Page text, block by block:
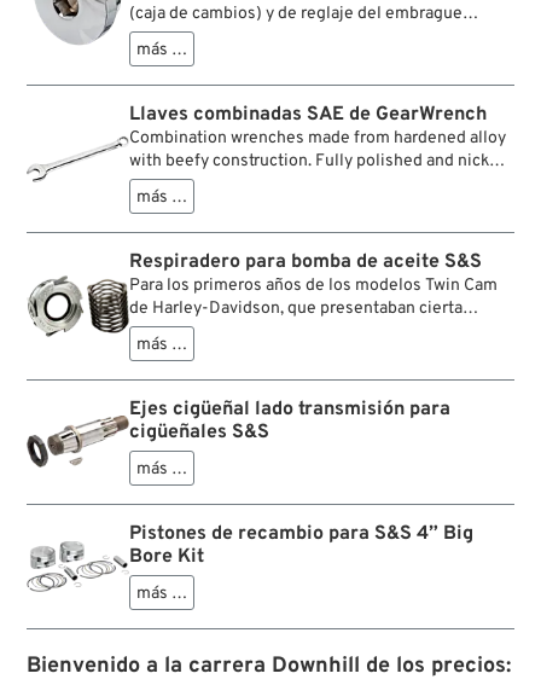
(caja de cambios) y de reglaje del embrague
originales que están en la tapa del primario de
Sportster. En comparación con los tapones
originales, más fáciles de aflojar/apretar sin causar
daños, sobre todo cuando no se tiene a mano la
herramienta especial que se necesita.
más …
Llaves combinadas SAE de GearWrench
Combination wrenches made from hardened alloy
with beefy construction. Fully polished and nickel-
chrome-plated for corrosion resistence.
más …
Respiradero para bomba de aceite S&S
Para los primeros años de los modelos Twin Cam
de Harley-Davidson, que presentaban cierta
debilidad en la presión de aceite, S&S ofrecía una
actualización de la bomba de aceite. Estas
actualizaciones debían utilizarse junto con la
válvula de ventilación especial con muelle. Esta es
esa válvula.
más …
Ejes cigüeñal lado transmisión para
cigüeñales S&S
más …
Pistones de recambio para S&S 4” Big
Bore Kit
más …
Bienvenido a la carrera Downhill de los precios: